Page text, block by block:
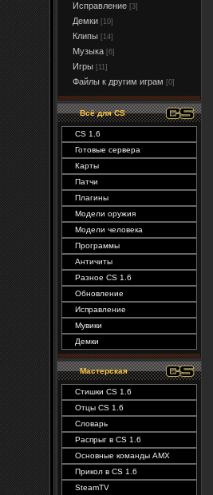
Исправление [3]
Демки [10]
Клипы [14]
Музыка [6]
Игры [11]
Файлы к другим играм [0]
Вcё для CS
CS 1.6
Готовые сервера
Карты
Патчи
Плагины
Модели оружия
Модели человека
Программы
Античиты
Разное CS 1.6
Обновление
Исправление
Мувики
Демки
Мастерская
Стишки CS 1.6
Отцы CS 1.6
Словарь
Распрыг в CS 1.6
Основные команды AMX
Прикол в CS 1.6
SteamTV